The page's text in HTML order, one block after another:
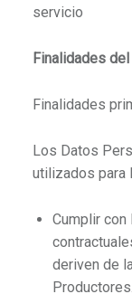
servicio
Finalidades
Finalidades
Los Datos
utilizados para
Cumplir
deriven de
Productores.